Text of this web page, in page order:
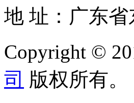
地 址：广东
Copyright ©
司 版权所有。